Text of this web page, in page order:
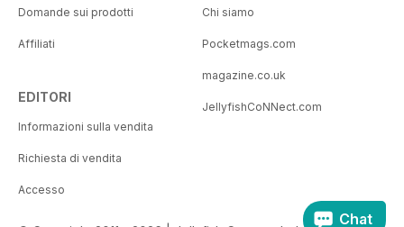
Domande sui prodotti
Affiliati
EDITORI
Informazioni sulla vendita
Richiesta di vendita
Accesso
Chi siamo
Pocketmags.com
magazine.co.uk
JellyfishCoNNect.com
Chat